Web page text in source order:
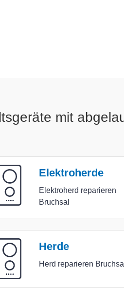
mit
Elektroherde
Elektroherd reparieren
Bruchsal
Herde
Herd reparieren Bruchsal